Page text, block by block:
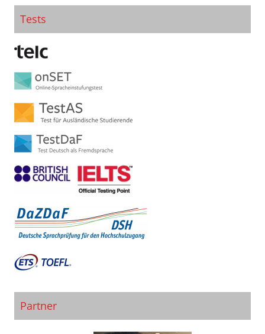
Tests
Partner